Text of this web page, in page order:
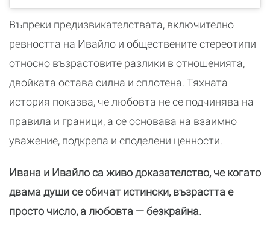
Въпреки предизвикателствата, включително
ревността на Ивайло и обществените стереотипи
относно възрастовите разлики в отношенията,
двойката остава силна и сплотена. Тяхната
история показва, че любовта не се подчинява на
правила и граници, а се основава на взаимно
уважение, подкрепа и споделени ценности.
Ивана и Ивайло са живо доказателство, че когато
двама души се обичат истински, възрастта е
просто число, а любовта — безкрайна.